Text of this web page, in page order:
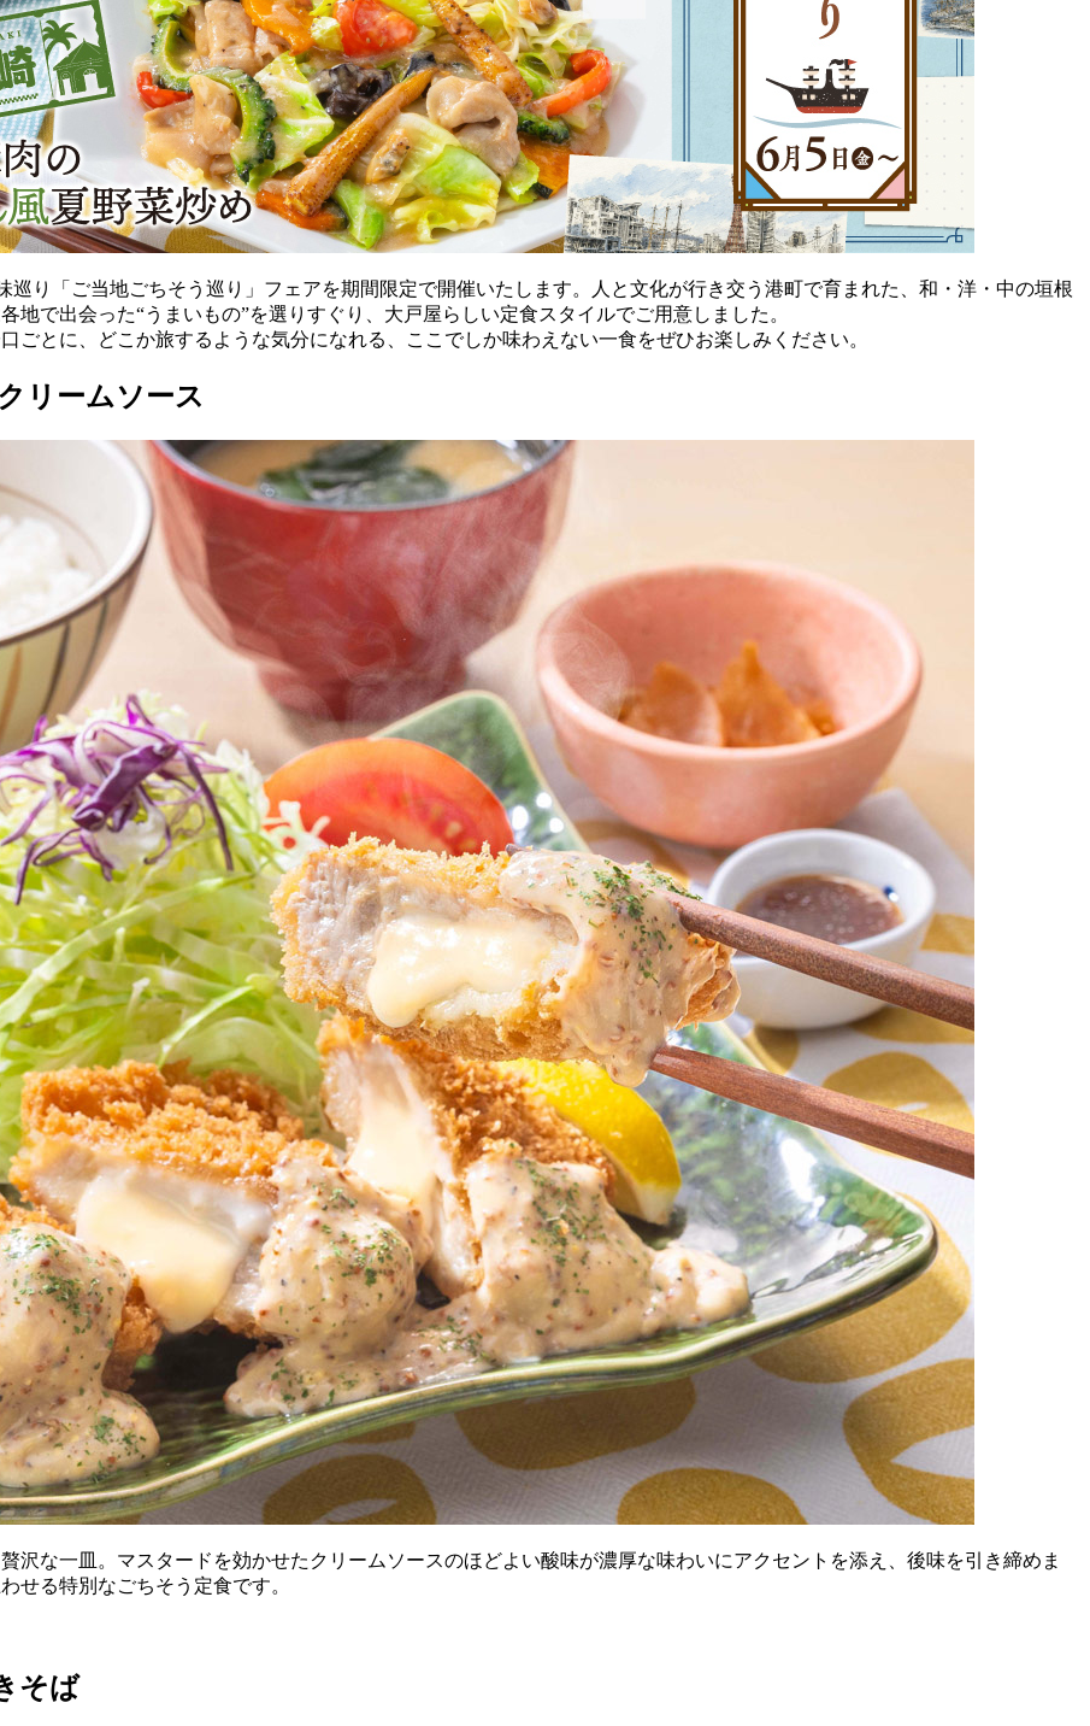
巡り「ご当地ごちそう巡り」フェアを期間限定で開催いたします。人と文化が行き交う港町で育まれた、和・洋・中の垣根
で出会った“うまいもの”を選りすぐり、大戸屋らしい定食スタイルでご用意しました。
ごとに、どこか旅するような気分になれる、ここでしか味わえない一食をぜひお楽しみください。
リームソース
沢な一皿。マスタードを効かせたクリームソースのほどよい酸味が濃厚な味わいにアクセントを添え、後味を引き締めま
せる特別なごちそう定食です。
そば